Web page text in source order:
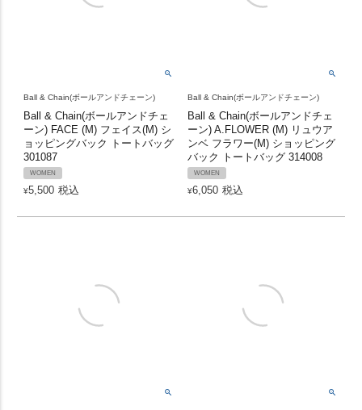
Ball & Chain(ボールアンドチェーン)
Ball & Chain(ボールアンドチェ
ーン) FACE (M) フェイス(M) シ
ョッピングバック トートバッグ
301087
WOMEN
¥5,500 税込
Ball & Chain(ボールアンドチェーン)
Ball & Chain(ボールアンドチェ
ーン) A.FLOWER (M) リュウア
ンベ フラワー(M) ショッピング
バック トートバッグ 314008
WOMEN
¥6,050 税込